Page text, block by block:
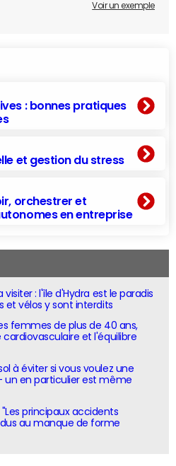
Voir un exemple
: bonnes pratiques
et gestion du stress
orchestrer et
en entreprise
visiter : l'île d'Hydra est le paradis
et vélos y sont interdits
femmes de plus de 40 ans,
et l'équilibre
à éviter si vous voulez une
en particulier est même
principaux accidents
au manque de forme